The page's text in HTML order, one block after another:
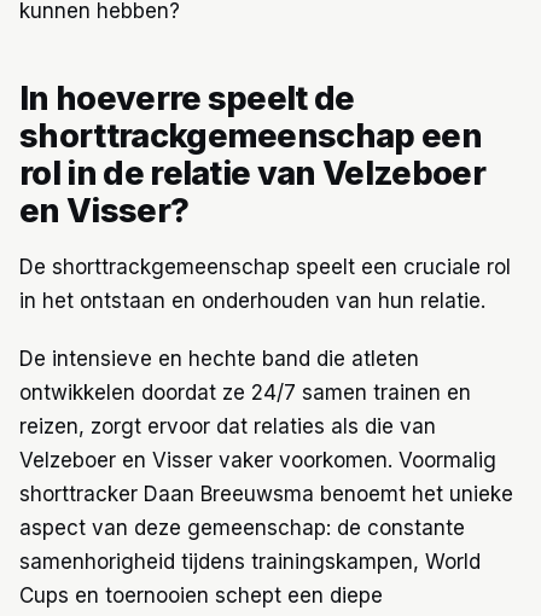
kunnen hebben?
In hoeverre speelt de
shorttrackgemeenschap een
rol in de relatie van Velzeboer
en Visser?
De shorttrackgemeenschap speelt een cruciale rol
in het ontstaan en onderhouden van hun relatie.
De intensieve en hechte band die atleten
ontwikkelen doordat ze 24/7 samen trainen en
reizen, zorgt ervoor dat relaties als die van
Velzeboer en Visser vaker voorkomen. Voormalig
shorttracker Daan Breeuwsma benoemt het unieke
aspect van deze gemeenschap: de constante
samenhorigheid tijdens trainingskampen, World
Cups en toernooien schept een diepe